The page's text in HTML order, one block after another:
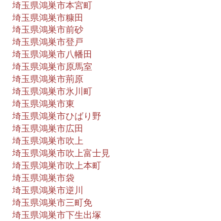
埼玉県鴻巣市本宮町
埼玉県鴻巣市糠田
埼玉県鴻巣市前砂
埼玉県鴻巣市登戸
埼玉県鴻巣市八幡田
埼玉県鴻巣市原馬室
埼玉県鴻巣市荊原
埼玉県鴻巣市氷川町
埼玉県鴻巣市東
埼玉県鴻巣市ひばり野
埼玉県鴻巣市広田
埼玉県鴻巣市吹上
埼玉県鴻巣市吹上富士見
埼玉県鴻巣市吹上本町
埼玉県鴻巣市袋
埼玉県鴻巣市逆川
埼玉県鴻巣市三町免
埼玉県鴻巣市下生出塚